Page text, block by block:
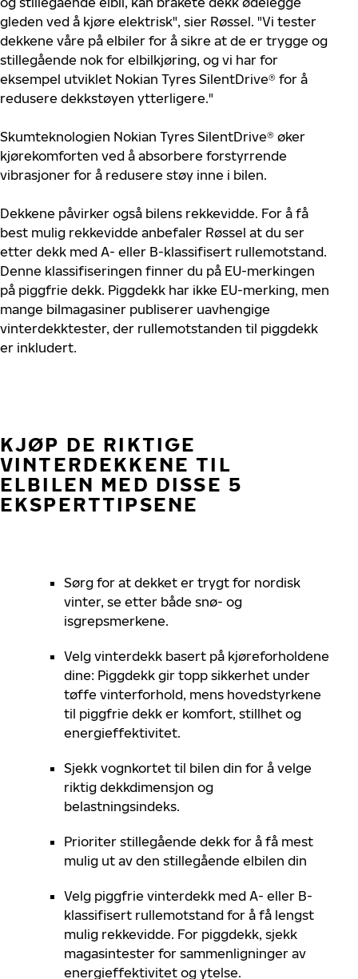
gleden ved å kjøre elektrisk", sier Røssel. "Vi tester
dekkene våre på elbiler for å sikre at de er trygge og
stillegående nok for elbilkjøring, og vi har for
eksempel utviklet Nokian Tyres SilentDrive® for å
redusere dekkstøyen ytterligere."
Skumteknologien Nokian Tyres SilentDrive® øker
kjørekomforten ved å absorbere forstyrrende
vibrasjoner for å redusere støy inne i bilen.
Dekkene påvirker også bilens rekkevidde. For å få
best mulig rekkevidde anbefaler Røssel at du ser
etter dekk med A- eller B-klassifisert rullemotstand.
Denne klassifiseringen finner du på EU-merkingen
på piggfrie dekk. Piggdekk har ikke EU-merking, men
mange bilmagasiner publiserer uavhengige
vinterdekktester, der rullemotstanden til piggdekk
er inkludert.
KJØP DE RIKTIGE
VINTERDEKKENE TIL
ELBILEN MED DISSE 5
EKSPERTTIPSENE
Sørg for at dekket er trygt for nordisk
vinter, se etter både snø- og
isgrepsmerkene.
Velg vinterdekk basert på kjøreforholdene
dine: Piggdekk gir topp sikkerhet under
tøffe vinterforhold, mens hovedstyrkene
til piggfrie dekk er komfort, stillhet og
energieffektivitet.
Sjekk vognkortet til bilen din for å velge
riktig dekkdimensjon og
belastningsindeks.
Prioriter stillegående dekk for å få mest
mulig ut av den stillegående elbilen din
Velg piggfrie vinterdekk med A- eller B-
klassifisert rullemotstand for å få lengst
mulig rekkevidde. For piggdekk, sjekk
magasintester for sammenligninger av
energieffektivitet og ytelse.